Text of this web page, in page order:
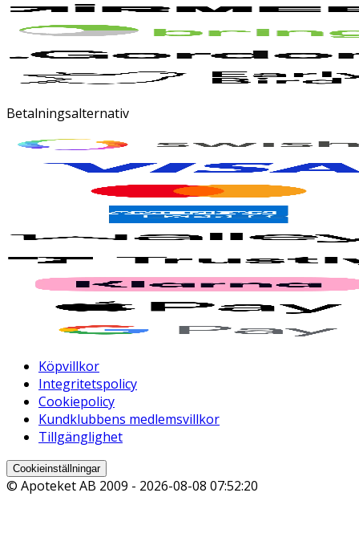
Betalningsalternativ
Köpvillkor
Integritetspolicy
Cookiepolicy
Kundklubbens medlemsvillkor
Tillgänglighet
Cookieinställningar
© Apoteket AB 2009 - 2026-08-08 07:52:20